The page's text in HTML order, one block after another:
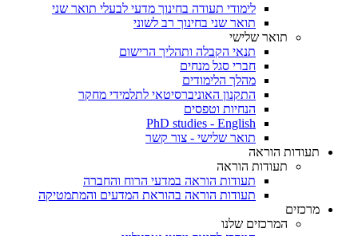
לימודי תעודה בחינוך מדעי לבעלי תואר שני
תואר שני בחינוך רב לשוני
תואר שלישי
תנאי הקבלה ותהליך הרישום
חברי סגל מנחים
מהלך הלימודים
התקנון האוניברסיטאי לתלמידי מחקר
הנחיות וטפסים
PhD studies - English
תואר שלישי - צור קשר
תעודות הוראה
תעודות הוראה
תעודות הוראה במדעי הרוח והחברה
תעודות הוראה בהוראת המדעים והמתמטיקה
מרכזים
המרכזים שלנו